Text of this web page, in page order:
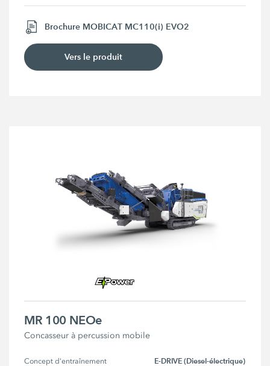
Brochure MOBICAT MC110(i) EVO2
Vers le produit
MR 100 NEOe
Concasseur à percussion mobile
Concept d'entraînement E-DRIVE (Diesel-électrique)